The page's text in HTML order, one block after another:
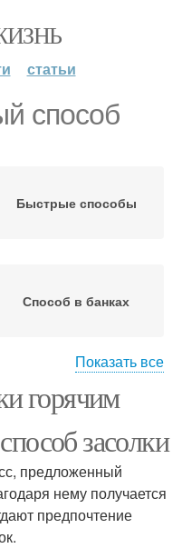
статьи
способ
Быстрые способы
Способ в банках
Способ в банки
Горячий способ
Показать все
горячим
засолки
предложенный
нему получается
предпочтение